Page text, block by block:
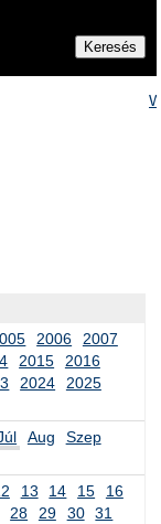
2006
2007
2015
2016
2024
2025
Aug
Szep
13 14 15
16
28 29 30 31